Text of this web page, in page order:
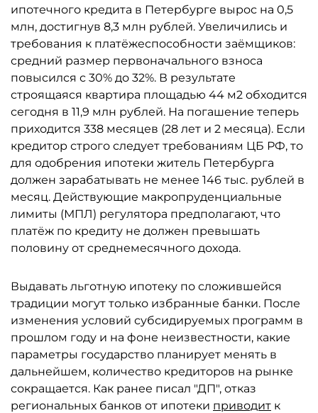
ипотечного кредита в Петербурге вырос на 0,5
млн, достигнув 8,3 млн рублей. Увеличились и
требования к платёжеспособности заёмщиков:
средний размер первоначального взноса
повысился с 30% до 32%. В результате
строящаяся квартира площадью 44 м2 обходится
сегодня в 11,9 млн рублей. На погашение теперь
приходится 338 месяцев (28 лет и 2 месяца). Если
кредитор строго следует требованиям ЦБ РФ, то
для одобрения ипотеки житель Петербурга
должен зарабатывать не менее 146 тыс. рублей в
месяц. Действующие макропруденциальные
лимиты (МПЛ) регулятора предполагают, что
платёж по кредиту не должен превышать
половину от среднемесячного дохода.
Выдавать льготную ипотеку по сложившейся
традиции могут только избранные банки. После
изменения условий субсидируемых программ в
прошлом году и на фоне неизвестности, какие
параметры государство планирует менять в
дальнейшем, количество кредиторов на рынке
сокращается. Как ранее писал "ДП", отказ
региональных банков от ипотеки приводит к